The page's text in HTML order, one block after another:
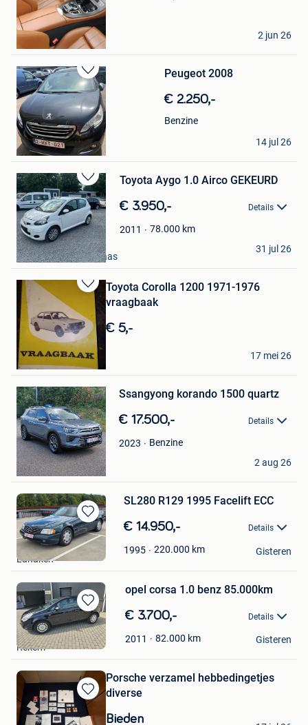
bernard
Lanaken
2 jun 26
Bewaren
in
Mijn
Favorieten
Peugeot 2008
€ 2.250,-
Benzine
stefan
Lanaken
14 jul 26
Bewaren
in
Mijn
Favorieten
Toyota Aygo 1.0 Airco GEKEURD
€ 3.950,- Details
2011 78.000 km
LC Cars Lanaken
Mechelen-Aan-De-Maas
31 jul 26
Bewaren
in
Mijn
Favorieten
Toyota Corolla 1200 1971-1976
vraagbaak
€ 5,-
Jean
Lanaken
17 mei 26
Bewaren
Mijn
Favorieten
Ssangyong korando 1500 quartz
€ 17.500,- Details
2023
Benzine
mario
Lanaken
2 aug 26
Bewaren
in
Mijn
Favorieten
SL280 R129 1995 Facelift ECC
€ 14.950,- Details
1995 220.000 km
Ron
Lanaken
Gisteren
Bewaren
in
Mijn
Favorieten
opel corsa 1.0 benz 85.000km
€ 3.700,- Details
2011 82.000 km
eurocars lanaken
Rekem
Gisteren
Bewaren
in
Porsche verzamel hebbedingetjes
diverse
Bieden
Marc